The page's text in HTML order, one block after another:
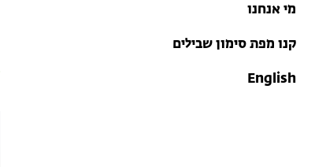
מי אנחנו
קנו מפת סימון שבילים
English